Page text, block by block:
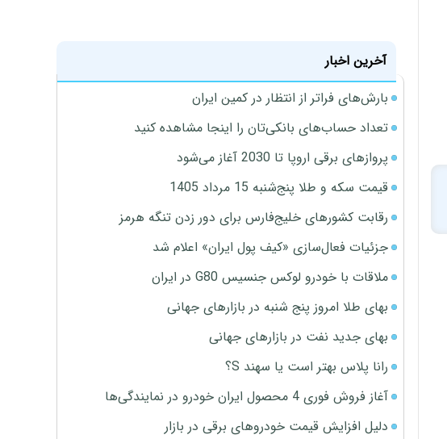
آخرین اخبار
بارش‌های فراتر از انتظار در کمین ایران
تعداد حساب‌های بانکی‌تان را اینجا مشاهده کنید
پروازهای برقی اروپا تا 2030 آغاز می‌شود
قیمت سکه و طلا پنج‌شنبه 15 مرداد 1405
رقابت کشورهای خلیج‌فارس برای دور زدن تنگه هرمز
جزئیات فعال‌سازی «کیف پول ایران» اعلام شد
ملاقات با خودرو لوکس جنسیس G80 در ایران
بهای طلا امروز پنج شنبه در بازارهای جهانی
بهای جدید نفت در بازارهای جهانی
رانا پلاس بهتر است یا سهند S؟
آغاز فروش فوری 4 محصول ایران خودرو در نمایندگی‌ها
دلیل افزایش قیمت خودروهای برقی در بازار